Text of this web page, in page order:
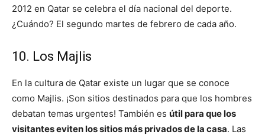
2012 en Qatar se celebra el día nacional del deporte.
¿Cuándo? El segundo martes de febrero de cada año.
10. Los Majlis
En la cultura de Qatar existe un lugar que se conoce
como Majlis. ¡Son sitios destinados para que los hombres
debatan temas urgentes! También es útil para que los
visitantes eviten los sitios más privados de la casa. Las